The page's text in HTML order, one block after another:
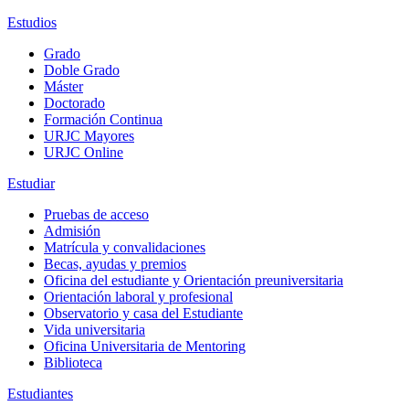
Estudios
Grado
Doble Grado
Máster
Doctorado
Formación Continua
URJC Mayores
URJC Online
Estudiar
Pruebas de acceso
Admisión
Matrícula y convalidaciones
Becas, ayudas y premios
Oficina del estudiante y Orientación preuniversitaria
Orientación laboral y profesional
Observatorio y casa del Estudiante
Vida universitaria
Oficina Universitaria de Mentoring
Biblioteca
Estudiantes